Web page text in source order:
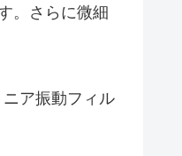
。さらに微細
ア振動フィル